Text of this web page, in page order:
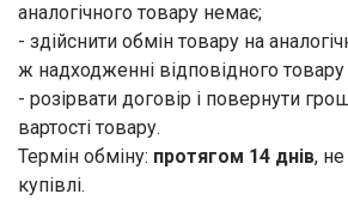
аналогічного товару немає;
- здійснити обмін товару на
ж надходженні відповідного
- розірвати договір і повернути
вартості товару.
Термін обміну: протягом 14 днів,
купівлі.